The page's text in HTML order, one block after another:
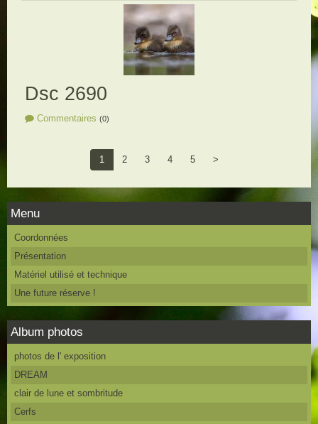
Dsc 2690
Commentaires (0)
1 2 3 4 5 >
Menu
Coordonnées
Présentation
Matériel utilisé et technique
Une future réserve !
Album photos
photos de l' exposition
DREAM
clair de lune et sombritude
Cerfs